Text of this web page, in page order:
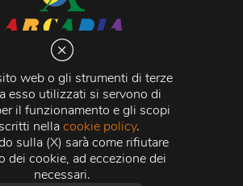
web o gli strumenti di terze
esso utilizzati si servono di
il funzionamento e gli scopi
nellacookie policy.
sulla (X) sarà come rifiutare
dei cookie, ad eccezione dei
necessari.
Martiri della Libertà 20066 Melzo (MI)
- R.E.A di Milano n. 1427910
Imprese di Milano n. 338392 -
Iva11015840157 | Capitale Sociale
500.000,00 i.v.
S.r.l. 2026 © Tutti i diritti
riservati.